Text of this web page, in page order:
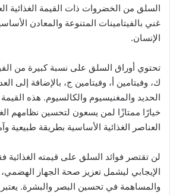
السلق من الخضروات ذات القيمة الغذائية
غني بالفيتامينات المتنوعة والمعادن
الإنسان.
تحتوي أوراق السلق على نسبة كبيرة من
ك، وفيتامين أ، وفيتامين ج، بالإضافة إلى
الحديد والمغنيسيوم والكالسيوم. هذه
خيارًا ممتازًا لمن يسعون لتحسين نظامهم
العناصر الغذائية الأساسية بطريقة طبيعية
لن تقتصر فوائد السلق على قيمته الغذائية
الإيجابي ليشمل تعزيز صحة الجهاز
والمساهمة في تحسين البصر والبشرة. يعتبر